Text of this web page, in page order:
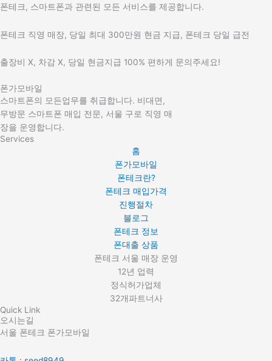
폰테크, 스마트폰과 관련된 모든 서비스를 제공합니다.
폰테크 직영 매장, 당일 최대 300만원 현금 지급, 폰테크 당일 급전
출장비 X, 차감 X, 당일 현금지급 100% 편하게 문의주세요!
폰가모바일
스마트폰의 모든업무를 취급합니다. 비대면,
무방문 스마트폰 매입 전문, 서울 구로 직영 매
장을 운영합니다.
Services
홈
폰가모바일
폰테크란?
폰테크 매입가격
진행절차
블로그
폰테크 정보
폰대출 상품
폰테크 서울 매장 운영
12년 업력
정식허가업체
32개파트너사
Quick Link
오시는길
서울 폰테크 폰가모바일